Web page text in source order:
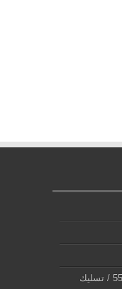
معلم صحي سباك الكويت / 55850065 / تسليك